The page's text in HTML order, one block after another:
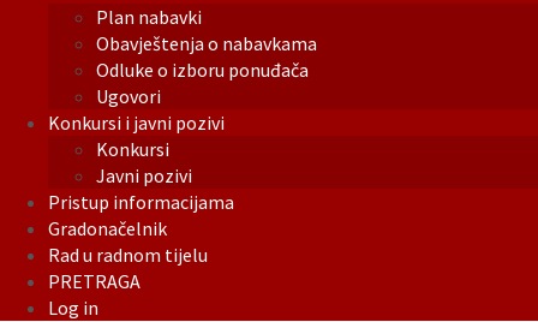
Plan nabavki
Obavještenja o nabavkama
Odluke o izboru ponuđača
Ugovori
Konkursi i javni pozivi
Konkursi
Javni pozivi
Pristup informacijama
Gradonačelnik
Rad u radnom tijelu
PRETRAGA
Log in